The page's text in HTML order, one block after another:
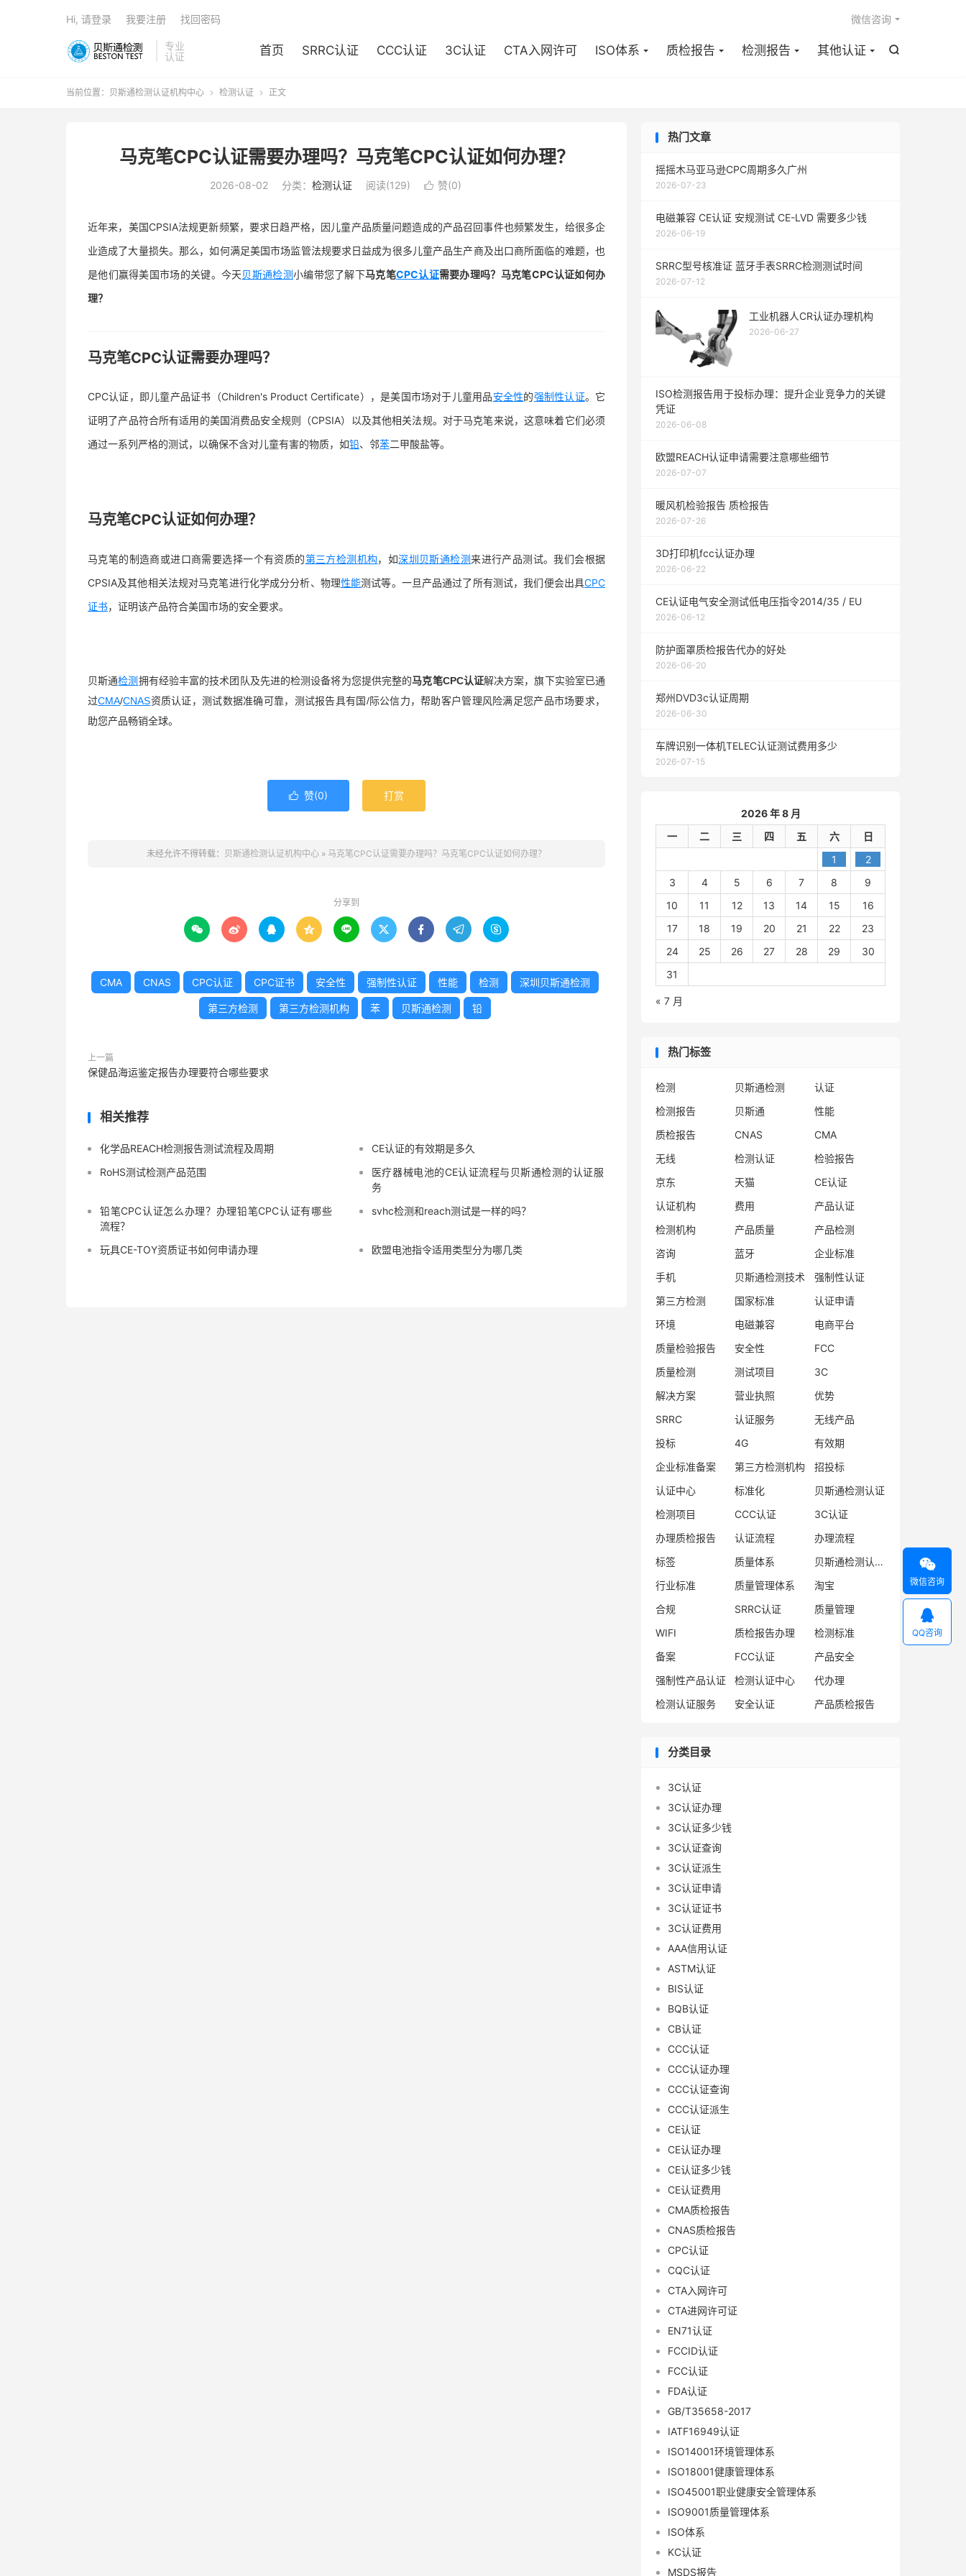
专业
认证

首页 SRRC认证 CCC认证 3C认证 CTA入网许可 ISO体系 质检报告 检测报告 其他认证
微信咨询
Hi, 请登录 我要注册 找回密码
当前位置： 贝斯通检测认证机构中心  检测认证  正文
马克笔CPC认证需要办理吗？马克笔CPC认证如何办理？
2026-08-02 分类： 检测认证 阅读(129)  赞(0)
近年来，美国CPSIA法规更新频繁，要求日趋严格，因儿童产品质量问题造成的产品召回事件也频繁发生，给很多企
业造成了大量损失。那么，如何满足美国市场监管法规要求日益成为很多儿童产品生产商及出口商所面临的难题，也
是他们赢得美国市场的关键。今天贝斯通检测小编带您了解下马克笔CPC认证需要办理吗？马克笔CPC认证如何办
理？
马克笔CPC认证需要办理吗？
CPC认证，即儿童产品证书（Children's Product Certificate），是美国市场对于儿童用品安全性的强制性认证。它
证明了产品符合所有适用的美国消费品安全规则（CPSIA）以及其他相关法规。对于马克笔来说，这意味着它们必须
通过一系列严格的测试，以确保不含对儿童有害的物质，如铅、邻苯二甲酸盐等。
马克笔CPC认证如何办理？
马克笔的制造商或进口商需要选择一个有资质的第三方检测机构，如深圳贝斯通检测来进行产品测试。我们会根据
CPSIA及其他相关法规对马克笔进行化学成分分析、物理性能测试等。一旦产品通过了所有测试，我们便会出具CPC
证书，证明该产品符合美国市场的安全要求。
贝斯通检测 拥有经验丰富的技术团队及先进的检测设备将为您提供完整的马克笔CPC认证解决方案，旗下实验室已通
过CMA/CNAS资质认证，测试数据准确可靠，测试报告具有国/际公信力，帮助客户管理风险满足您产品市场要求，
助您产品畅销全球。
 赞(0) 打赏
未经允许不得转载： 贝斯通检测认证机构中心 » 马克笔CPC认证需要办理吗？马克笔CPC认证如何办理？
分享到
        
CMA CNAS CPC认证 CPC证书 安全性 强制性认证 性能 检测 深圳贝斯通检测
第三方检测 第三方检测机构 苯 贝斯通检测 铅
上一篇
保健品海运鉴定报告办理要符合哪些要求
相关推荐
化学品REACH检测报告测试流程及周期
CE认证的有效期是多久
RoHS测试检测产品范围
医疗器械电池的CE认证流程与贝斯通检测的认证服
务
铅笔CPC认证怎么办理？办理铅笔CPC认证有哪些
流程？
svhc检测和reach测试是一样的吗？
玩具CE-TOY资质证书如何申请办理 欧盟电池指令适用类型分为哪几类
热门文章
摇摇木马亚马逊CPC周期多久广州
2026-07-23
电磁兼容 CE认证 安规测试 CE-LVD 需要多少钱
2026-06-19
SRRC型号核准证 蓝牙手表SRRC检测测试时间
2026-07-12
工业机器人CR认证办理机构
2026-06-27
ISO检测报告用于投标办理：提升企业竞争力的关键
凭证
2026-06-08
欧盟REACH认证申请需要注意哪些细节
2026-07-07
暖风机检验报告 质检报告
2026-07-26
3D打印机fcc认证办理
2026-06-22
CE认证电气安全测试低电压指令2014/35 / EU
2026-06-12
防护面罩质检报告代办的好处
2026-06-20
郑州DVD3c认证周期
2026-06-30
车牌识别一体机TELEC认证测试费用多少
2026-07-15
2026 年 8 月
一
二 三 四 五 六
日
1
2
3
4 5 6 7 8
9
10
11 12 13 14 15
16
17
18 19 20 21 22
23
24
25 26 27 28 29
30
31
« 7 月
热门标签
检测 贝斯通检测
认证
检测报告
贝斯通
性能
质检报告
CNAS
CMA
无线
检测认证
检验报告
京东
天猫
CE认证
认证机构
费用
产品认证
检测机构
产品质量
产品检测
咨询
蓝牙
企业标准
手机
贝斯通检测技术
强制性认证
第三方检测
国家标准
认证申请
环境
电磁兼容
电商平台
质量检验报告
安全性
FCC
质量检测
测试项目
3C
解决方案
营业执照
优势
SRRC
认证服务
无线产品
投标
4G
有效期
企业标准备案
第三方检测机构
招投标
认证中心
标准化
贝斯通检测认证
检测项目
CCC认证
3C认证
办理质检报告
认证流程
办理流程
标签
质量体系
贝斯通检测认证中心
行业标准
质量管理体系
淘宝
合规
SRRC认证
质量管理
WIFI
质检报告办理
检测标准
备案
FCC认证
产品安全
强制性产品认证
检测认证中心
代办理
检测认证服务
安全认证 产品质检报告
分类目录
3C认证
3C认证办理
3C认证多少钱
3C认证查询
3C认证派生
3C认证申请
3C认证证书
3C认证费用
AAA信用认证
ASTM认证
BIS认证
BQB认证
CB认证
CCC认证
CCC认证办理
CCC认证查询
CCC认证派生
CE认证
CE认证办理
CE认证多少钱
CE认证费用
CMA质检报告
CNAS质检报告
CPC认证
CQC认证
CTA入网许可
CTA进网许可证
EN71认证
FCCID认证
FCC认证
FDA认证
GB/T35658-2017
IATF16949认证
ISO14001环境管理体系
ISO18001健康管理体系
ISO45001职业健康安全管理体系
ISO9001质量管理体系
ISO体系
KC认证
MSDS报告

微信咨询

QQ咨询